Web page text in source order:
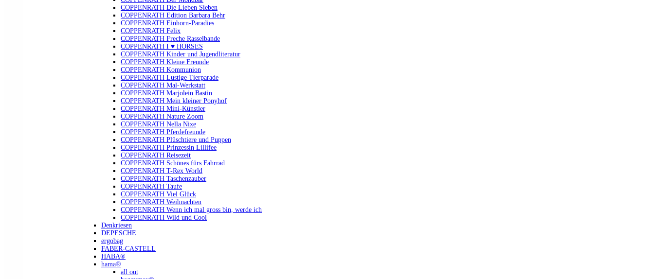
COPPENRATH Die Lieben Sieben
COPPENRATH Edition Barbara Behr
COPPENRATH Einhorn-Paradies
COPPENRATH Felix
COPPENRATH Freche Rasselbande
COPPENRATH I ♥ HORSES
COPPENRATH Kinder und Jugendliteratur
COPPENRATH Kleine Freunde
COPPENRATH Kommunion
COPPENRATH Lustige Tierparade
COPPENRATH Mal-Werkstatt
COPPENRATH Marjolein Bastin
COPPENRATH Mein kleiner Ponyhof
COPPENRATH Mini-Künstler
COPPENRATH Nature Zoom
COPPENRATH Nella Nixe
COPPENRATH Pferdefreunde
COPPENRATH Plüschtiere und Puppen
COPPENRATH Prinzessin Lillifee
COPPENRATH Reisezeit
COPPENRATH Schönes fürs Fahrrad
COPPENRATH T-Rex World
COPPENRATH Taschenzauber
COPPENRATH Taufe
COPPENRATH Viel Glück
COPPENRATH Weihnachten
COPPENRATH Wenn ich mal gross bin, werde ich
COPPENRATH Wild und Cool
Denkriesen
DEPESCHE
ergobag
FABER-CASTELL
HABA®
hama®
all out